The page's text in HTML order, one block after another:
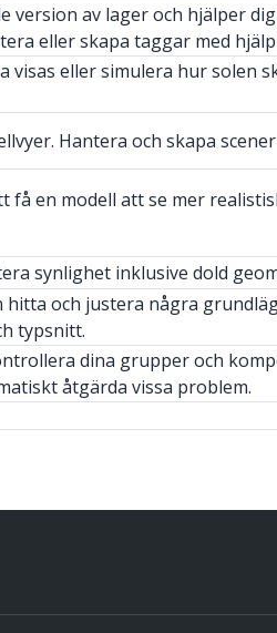
version av lager och hjälper
eller skapa taggar med
visas eller simulera hur solen
Hantera och skapa
en modell att se mer
synlighet inklusive dold
och justera några
typsnitt.
dina grupper och
åtgärda vissa problem.